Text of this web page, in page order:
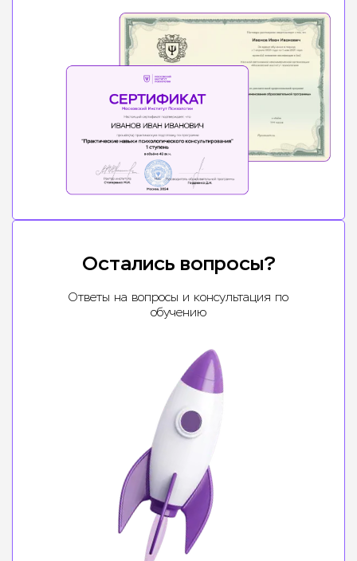
Остались вопросы?
Ответы на вопросы и консультация по
обучению